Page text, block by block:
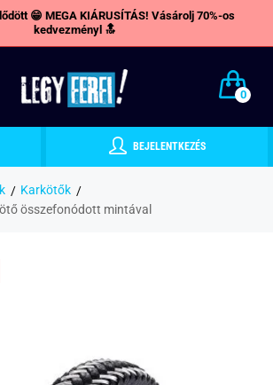
😁 MEGA KIÁRUSÍTÁS! Vásárolj 70%-os
kedvezményl 🔝
0
BEJELENTKEZÉS
Karkötők
összefonódott mintával